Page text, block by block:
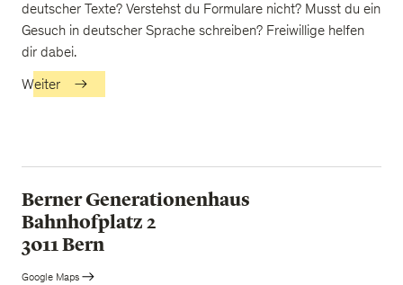
deutscher Texte? Verstehst du Formulare nicht? Musst du ein
Gesuch in deutscher Sprache schreiben? Freiwillige helfen
dir dabei.
Weiter
Berner Generationenhaus
Bahnhofplatz 2
3011 Bern
Google Maps